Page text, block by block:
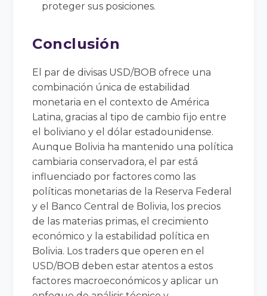
proteger sus posiciones.
Conclusión
El par de divisas USD/BOB ofrece una
combinación única de estabilidad
monetaria en el contexto de América
Latina, gracias al tipo de cambio fijo entre
el boliviano y el dólar estadounidense.
Aunque Bolivia ha mantenido una política
cambiaria conservadora, el par está
influenciado por factores como las
políticas monetarias de la Reserva Federal
y el Banco Central de Bolivia, los precios
de las materias primas, el crecimiento
económico y la estabilidad política en
Bolivia. Los traders que operen en el
USD/BOB deben estar atentos a estos
factores macroeconómicos y aplicar un